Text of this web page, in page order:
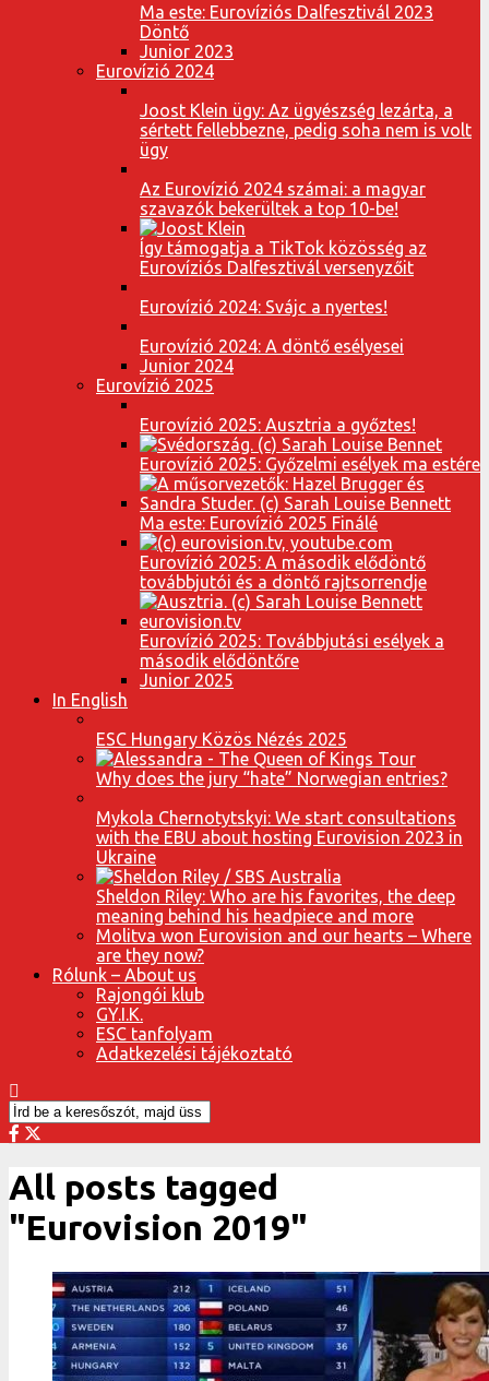
Ma este: Eurovíziós Dalfesztivál 2023
Döntő
Junior 2023
Eurovízió 2024
Joost Klein ügy: Az ügyészség lezárta, a
sértett fellebbezne, pedig soha nem is volt
ügy
Az Eurovízió 2024 számai: a magyar
szavazók bekerültek a top 10-be!
Így támogatja a TikTok közösség az
Eurovíziós Dalfesztivál versenyzőit
Eurovízió 2024: Svájc a nyertes!
Eurovízió 2024: A döntő esélyesei
Junior 2024
Eurovízió 2025
Eurovízió 2025: Ausztria a győztes!
Eurovízió 2025: Győzelmi esélyek ma estére
Ma este: Eurovízió 2025 Finálé
Eurovízió 2025: A második elődöntő
továbbjutói és a döntő rajtsorrendje
Eurovízió 2025: Továbbjutási esélyek a
második elődöntőre
Junior 2025
In English
ESC Hungary Közös Nézés 2025
Why does the jury “hate” Norwegian entries?
Mykola Chernotytskyi: We start consultations
with the EBU about hosting Eurovision 2023 in
Ukraine
Sheldon Riley: Who are his favorites, the deep
meaning behind his headpiece and more
Molitva won Eurovision and our hearts – Where
are they now?
Rólunk – About us
Rajongói klub
GY.I.K.
ESC tanfolyam
Adatkezelési tájékoztató
All posts tagged
"Eurovision 2019"